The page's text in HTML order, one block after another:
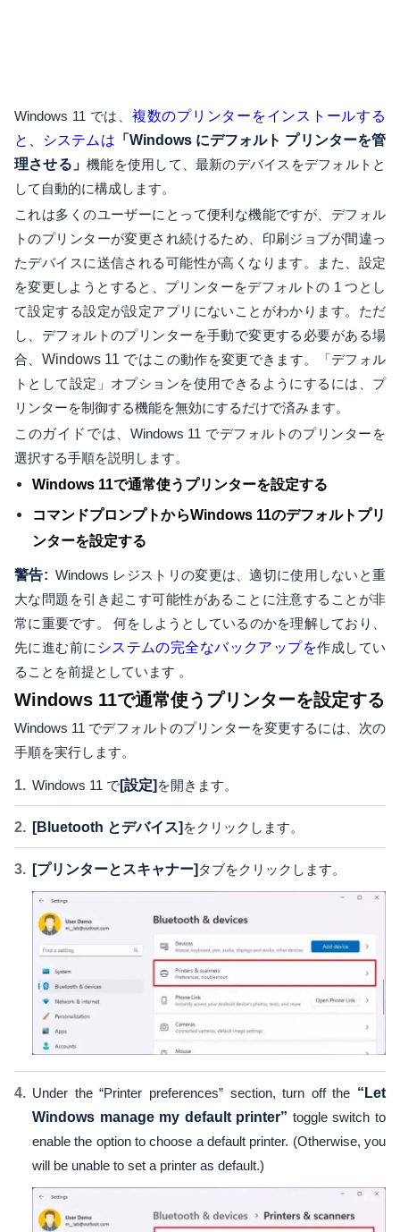
Windows 11 では、 複数のプリンターをインストールする
と、システムは 「Windows にデフォルト プリンターを管
理させる」機能を使用して、最新のデバイスをデフォルトと
して自動的に構成します。
これは多くのユーザーにとって便利な機能ですが、デフォル
トのプリンターが変更され続けるため、印刷ジョブが間違っ
たデバイスに送信される可能性が高くなります。また、設定
を変更しようとすると、プリンターをデフォルトの 1 つとし
て設定する設定が設定アプリにないことがわかります。ただ
し、デフォルトのプリンターを手動で変更する必要がある場
合、 Windows 11 ではこの動作を変更できます。「デフォル
トとして設定」オプションを使用できるようにするには、プ
リンターを制御する機能を無効にするだけで済みます。
このガイドでは 、Windows 11 でデフォルトのプリンターを
選択する手順を説明します。
Windows 11で通常使うプリンターを設定する
コマンドプロンプトからWindows 11のデフォルトプリ
ンターを設定する
警告: Windows レジストリの変更は、適切に使用しないと重
大な問題を引き起こす可能性があることに注意することが非
常に重要です。 何をしようとしているのかを理解しており、
先に進む前に システムの完全なバックアップを作成してい
ることを前提としています 。
Windows 11で通常使うプリンターを設定する
Windows 11 でデフォルトのプリンターを変更するには、次の
手順を実行します。
Windows 11 で[設定] を開きます。
[Bluetooth とデバイス] をクリックします。
[プリンターとスキャナー] タブをクリックします。
Under the “Printer preferences” section, turn off the “Let
Windows manage my default printer” toggle switch to
enable the option to choose a default printer. (Otherwise, you
will be unable to set a printer as default.)